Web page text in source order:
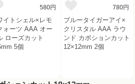
580円
イトシェル×レモ
ォーツ AAA オー
ローズカット
5個
780円
ブルータイガーアイ×
クリスタル AAA ラウ
ンド カボションカット
12×12mm 2個